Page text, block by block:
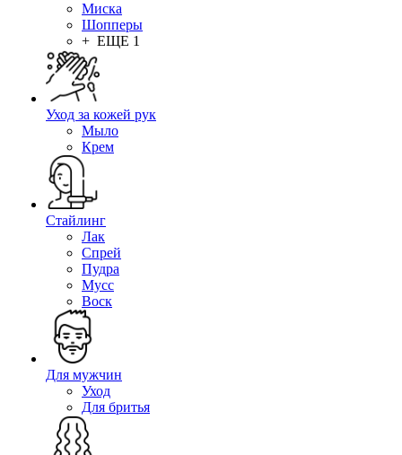
Миска
Шопперы
+ ЕЩЕ 1
Уход за кожей рук
Мыло
Крем
Стайлинг
Лак
Спрей
Пудра
Мусс
Воск
Для мужчин
Уход
Для бритья